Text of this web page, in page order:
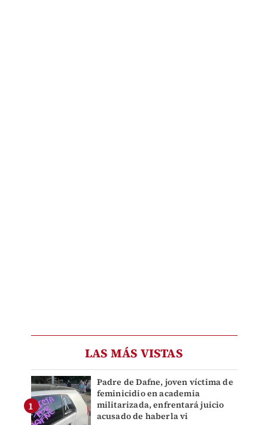
LAS MÁS VISTAS
Padre de Dafne, joven víctima de
feminicidio en academia
militarizada, enfrentará juicio
acusado de haberla vi